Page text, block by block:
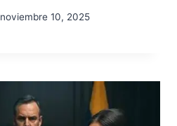
noviembre 10, 2025